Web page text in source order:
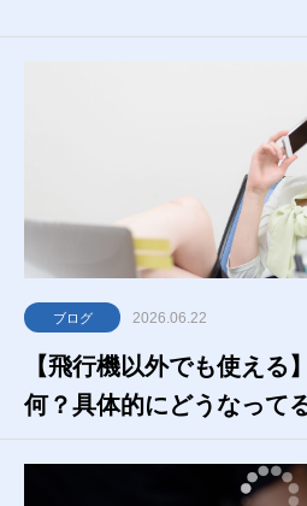
ブログ 2026.06.22
【飛行機以外でも使える
何？具体的にどうなって